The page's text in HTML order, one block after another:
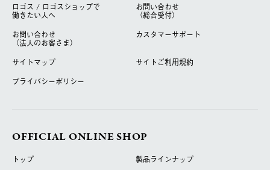
ロゴス / ロゴスショップで
働きたい人へ
お問い合わせ
（総合受付）
お問い合わせ
（法人のお客さま）
カスタマーサポート
サイトマップ
サイトご利用規約
プライバシーポリシー
OFFICIAL ONLINE SHOP
トップ
製品ラインナップ